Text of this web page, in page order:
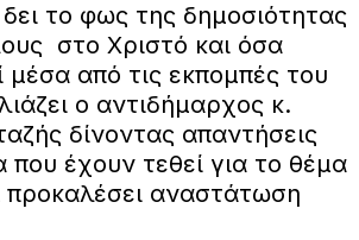
το φως της δημοσιότητας
στο Χριστό και όσα
μέσα από τις εκπομπές του
ο αντιδήμαρχος κ.
δίνοντας απαντήσεις
έχουν τεθεί για το θέμα
προκαλέσει αναστάτωση